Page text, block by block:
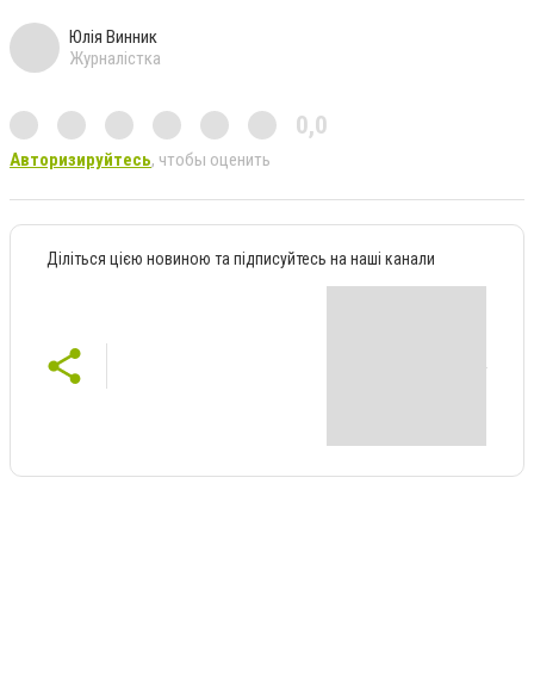
Юлія Винник
Журналістка
0,0
Авторизируйтесь, чтобы оценить
Діліться цією новиною та підписуйтесь на наші канали